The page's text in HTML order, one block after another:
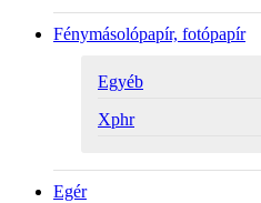
Fénymásolópapír, fotópapír
Egyéb
Xphr
Egér